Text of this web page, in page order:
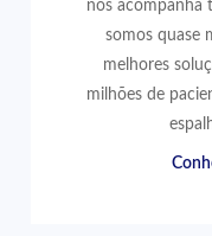
nos acompanha
somos quase
melhores
milhões de